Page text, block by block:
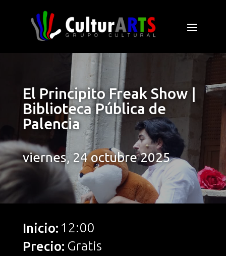
El Principito Freak Show |
Biblioteca Pública de
Palencia
viernes, 24 octubre 2025
Inicio: 12:00
Precio: Gratis